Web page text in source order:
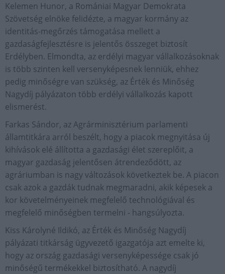
Kelemen Hunor, a Romániai Magyar Demokrata
Szövetség elnöke felidézte, a magyar kormány az
identitás-megőrzés támogatása mellett a
gazdaságfejlesztésre is jelentős összeget biztosít
Erdélyben. Elmondta, az erdélyi magyar vállalkozásoknak
is több szinten kell versenyképesnek lenniük, ehhez
pedig minőségre van szükség, az Érték és Minőség
Nagydíj pályázaton több erdélyi vállalkozás kapott
elismerést.
Farkas Sándor, az Agrárminisztérium parlamenti
államtitkára arról beszélt, hogy a piacok megnyitása új
kihívások elé állította a gazdasági élet szereplőit, a
magyar gazdaság jelentősen átrendeződött, az
agráriumban is nagy változások következtek be. A piacon
csak azok a gazdák tudnak megmaradni, akik képesek a
kor követelményeinek megfelelő technológiával és
megfelelő minőségben termelni - hangsúlyozta.
Kiss Károlyné Ildikó, az Érték és Minőség Nagydíj
pályázati titkárság ügyvezető igazgatója azt emelte ki,
hogy az ország gazdasági versenyképessége csak jó
minőségű termékekkel biztosítható. A nagydíj